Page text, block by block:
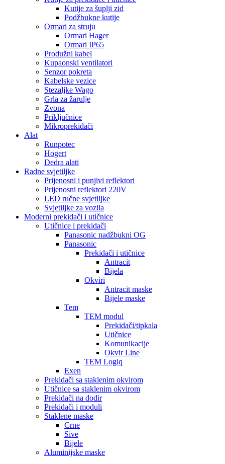
Kutije za šuplji zid
Podžbukne kutije
Ormari za struju
Ormari Hager
Ormari IP65
Produžni kabel
Kupaonski ventilatori
Senzor pokreta
Kabelske vezice
Stezaljke Wago
Grla za žarulje
Zvona
Priključnice
Mikroprekidači
Alat
Runpotec
Hogert
Dedra alati
Radne svjetiljke
Prijenosni i punjivi reflektori
Prijenosni reflektori 220V
LED ručne svjetiljke
Svjetiljke za vozila
Moderni prekidači i utičnice
Utičnice i prekidači
Panasonic nadžbukni OG
Panasonic
Prekidači i utičnice
Antracit
Bijela
Okviri
Antracit maske
Bijele maske
Tem
TEM modul
Prekidači/tipkala
Utičnice
Komunikacije
Okvir Line
TEM Logiq
Exen
Prekidači sa staklenim okvirom
Utičnice sa staklenim okvirom
Prekidači na dodir
Prekidači i moduli
Staklene maske
Crne
Sive
Bijele
Aluminijske maske